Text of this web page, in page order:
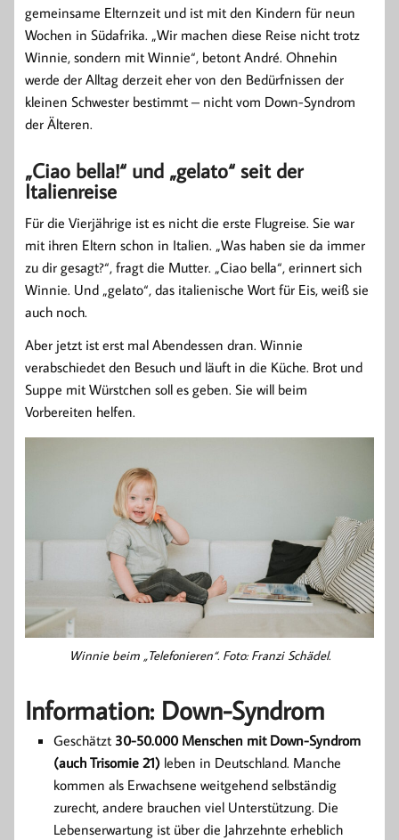
gemeinsame Elternzeit und ist mit den Kindern für neun
Wochen in Südafrika. „Wir machen diese Reise nicht trotz
Winnie, sondern mit Winnie“, betont André. Ohnehin
werde der Alltag derzeit eher von den Bedürfnissen der
kleinen Schwester bestimmt – nicht vom Down-Syndrom
der Älteren.
„Ciao bella!“ und „gelato“ seit der
Italienreise
Für die Vierjährige ist es nicht die erste Flugreise. Sie war
mit ihren Eltern schon in Italien. „Was haben sie da immer
zu dir gesagt?“, fragt die Mutter. „Ciao bella“, erinnert sich
Winnie. Und „gelato“, das italienische Wort für Eis, weiß sie
auch noch.
Aber jetzt ist erst mal Abendessen dran. Winnie
verabschiedet den Besuch und läuft in die Küche. Brot und
Suppe mit Würstchen soll es geben. Sie will beim
Vorbereiten helfen.
Winnie beim „Telefonieren“. Foto: Franzi Schädel.
Information: Down-Syndrom
Geschätzt 30-50.000 Menschen mit Down-Syndrom
(auch Trisomie 21) leben in Deutschland. Manche
kommen als Erwachsene weitgehend selbständig
zurecht, andere brauchen viel Unterstützung. Die
Lebenserwartung ist über die Jahrzehnte erheblich